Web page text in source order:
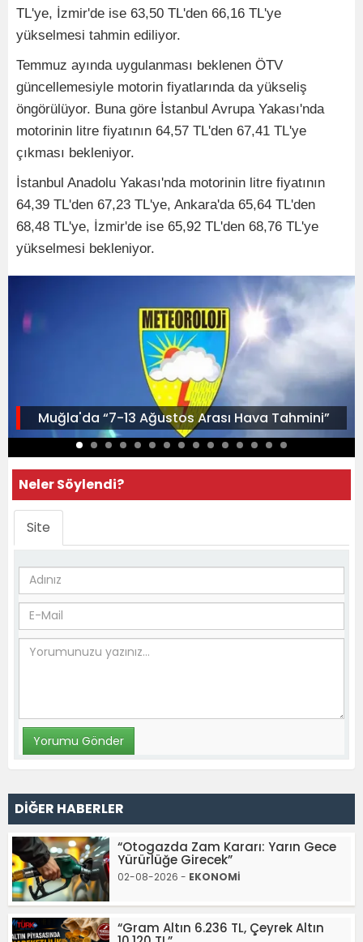
TL'ye, İzmir'de ise 63,50 TL'den 66,16 TL'ye
yükselmesi tahmin ediliyor.
Temmuz ayında uygulanması beklenen ÖTV
güncellemesiyle motorin fiyatlarında da yükseliş
öngörülüyor. Buna göre İstanbul Avrupa Yakası'nda
motorinin litre fiyatının 64,57 TL'den 67,41 TL'ye
çıkması bekleniyor.
İstanbul Anadolu Yakası'nda motorinin litre fiyatının
64,39 TL'den 67,23 TL'ye, Ankara'da 65,64 TL'den
68,48 TL'ye, İzmir'de ise 65,92 TL'den 68,76 TL'ye
yükselmesi bekleniyor.
Muğla'da “7-13 Ağustos Arası Hava Tahmini”
Neler Söylendi?
Site
DİĞER HABERLER
“Otogazda Zam Kararı: Yarın Gece
Yürürlüğe Girecek”
02-08-2026 - EKONOMİ
“Gram Altın 6.236 TL, Çeyrek Altın